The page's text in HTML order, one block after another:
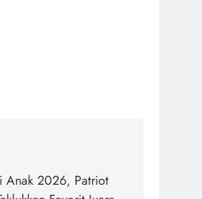
Anak 2026, Patriot